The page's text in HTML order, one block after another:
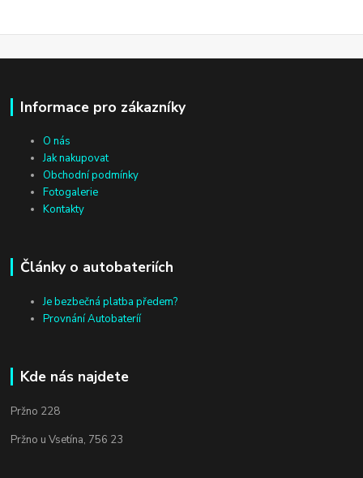
Informace pro zákazníky
O nás
Jak nakupovat
Obchodní podmínky
Fotogalerie
Kontakty
Články o autobateriích
Je bezbečná platba předem?
Provnání Autobateríí
Kde nás najdete
Pržno 228
Pržno u Vsetína, 756 23